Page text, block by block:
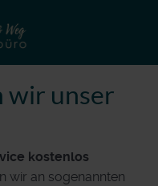
wir unser
kostenlos
wir an sogenannten